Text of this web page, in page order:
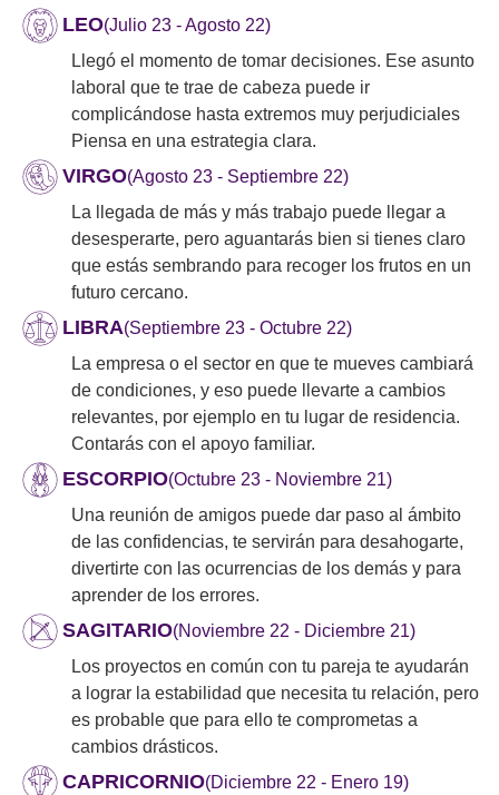
LEO(Julio 23 - Agosto 22)
Llegó el momento de tomar decisiones. Ese asunto
laboral que te trae de cabeza puede ir
complicándose hasta extremos muy perjudiciales
Piensa en una estrategia clara.
VIRGO(Agosto 23 - Septiembre 22)
La llegada de más y más trabajo puede llegar a
desesperarte, pero aguantarás bien si tienes claro
que estás sembrando para recoger los frutos en un
futuro cercano.
LIBRA(Septiembre 23 - Octubre 22)
La empresa o el sector en que te mueves cambiará
de condiciones, y eso puede llevarte a cambios
relevantes, por ejemplo en tu lugar de residencia.
Contarás con el apoyo familiar.
ESCORPIO(Octubre 23 - Noviembre 21)
Una reunión de amigos puede dar paso al ámbito
de las confidencias, te servirán para desahogarte,
divertirte con las ocurrencias de los demás y para
aprender de los errores.
SAGITARIO(Noviembre 22 - Diciembre 21)
Los proyectos en común con tu pareja te ayudarán
a lograr la estabilidad que necesita tu relación, pero
es probable que para ello te comprometas a
cambios drásticos.
CAPRICORNIO(Diciembre 22 - Enero 19)